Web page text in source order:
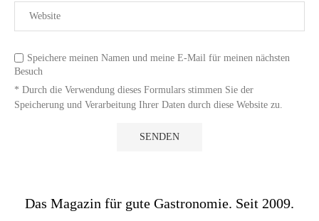
Speichere meinen Namen und meine E-Mail für meinen nächsten
Besuch
* Durch die Verwendung dieses Formulars stimmen Sie der
Speicherung und Verarbeitung Ihrer Daten durch diese Website zu.
Das Magazin für gute Gastronomie. Seit 2009.